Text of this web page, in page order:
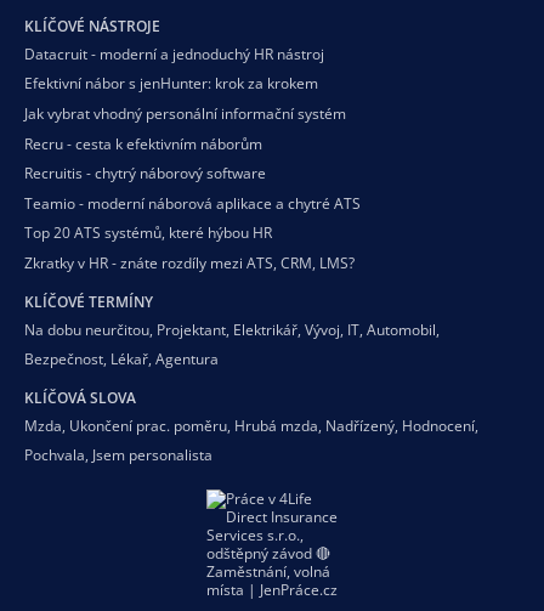
KLÍČOVÉ NÁSTROJE
Datacruit - moderní a jednoduchý HR nástroj
Efektivní nábor s jenHunter: krok za krokem
Jak vybrat vhodný personální informační systém
Recru - cesta k efektivním náborům
Recruitis - chytrý náborový software
Teamio - moderní náborová aplikace a chytré ATS
Top 20 ATS systémů, které hýbou HR
Zkratky v HR - znáte rozdíly mezi ATS, CRM, LMS?
KLÍČOVÉ TERMÍNY
Na dobu neurčitou, Projektant, Elektrikář, Vývoj, IT, Automobil,
Bezpečnost, Lékař, Agentura
KLÍČOVÁ SLOVA
Mzda, Ukončení prac. poměru, Hrubá mzda, Nadřízený, Hodnocení,
Pochvala, Jsem personalista